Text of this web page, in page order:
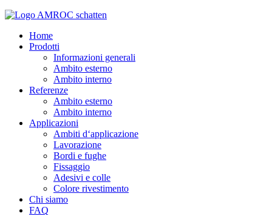
Home
Prodotti
Informazioni generali
Ambito esterno
Ambito interno
Referenze
Ambito esterno
Ambito interno
Applicazioni
Ambiti d‘applicazione
Lavorazione
Bordi e fughe
Fissaggio
Adesivi e colle
Colore rivestimento
Chi siamo
FAQ